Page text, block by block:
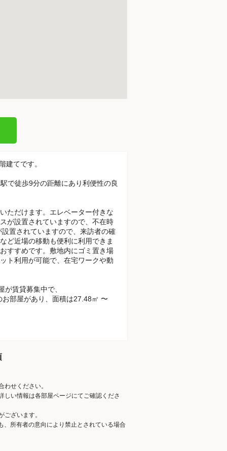
建てです。
で徒歩9分の距離にあり利便性の良
ただけます。エレベーター付きな
が設置されていますので、不在時
置されていますので、来訪者の確
ど近場の移動も便利に利用できま
すすめです。敷地内にゴミ置き場
ト利用が可能で、在宅ワークや動
賃貸募集中で、
部屋があり、面積は27.48㎡ 〜
せください。
い情報は各部屋ページにてご確認くださ
ざいます。
所有者の意向により禁止とされている場合